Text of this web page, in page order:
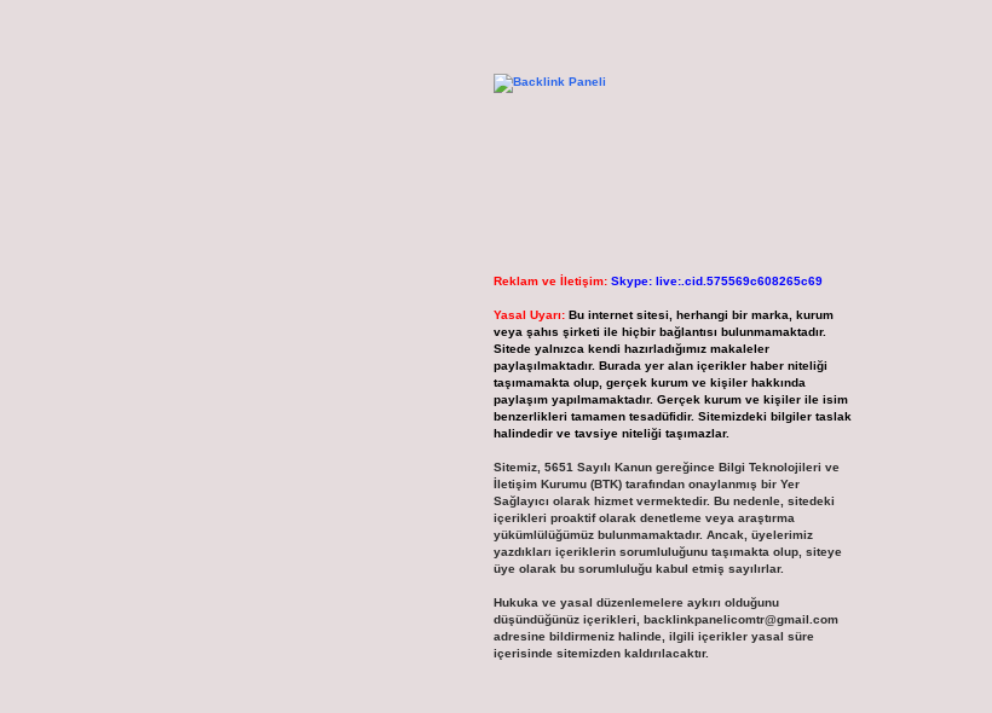
Reklam ve İletişim: Skype: live:.cid.575569c608265c69
Yasal Uyarı: Bu internet sitesi, herhangi bir marka, kurum
veya şahıs şirketi ile hiçbir bağlantısı bulunmamaktadır.
Sitede yalnızca kendi hazırladığımız makaleler
paylaşılmaktadır. Burada yer alan içerikler haber niteliği
taşımamakta olup, gerçek kurum ve kişiler hakkında
paylaşım yapılmamaktadır. Gerçek kurum ve kişiler ile isim
benzerlikleri tamamen tesadüfidir. Sitemizdeki bilgiler taslak
halindedir ve tavsiye niteliği taşımazlar.
Sitemiz, 5651 Sayılı Kanun gereğince Bilgi Teknolojileri ve
İletişim Kurumu (BTK) tarafından onaylanmış bir Yer
Sağlayıcı olarak hizmet vermektedir. Bu nedenle, sitedeki
içerikleri proaktif olarak denetleme veya araştırma
yükümlülüğümüz bulunmamaktadır. Ancak, üyelerimiz
yazdıkları içeriklerin sorumluluğunu taşımakta olup, siteye
üye olarak bu sorumluluğu kabul etmiş sayılırlar.
Hukuka ve yasal düzenlemelere aykırı olduğunu
düşündüğünüz içerikleri, backlinkpanelicomtr@gmail.com
adresine bildirmeniz halinde, ilgili içerikler yasal süre
içerisinde sitemizden kaldırılacaktır.